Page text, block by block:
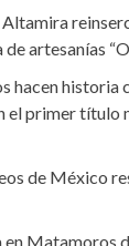
Altamira
artesanías
hacen historia
el primer título
de México
en Matamoros